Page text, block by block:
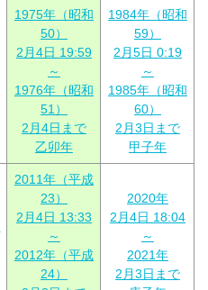
1975年（昭和
50）
2月4日 19:59
～
1976年（昭和
51）
2月4日まで
乙卯年
1984年（昭和
59）
2月5日 0:19
～
1985年（昭和
60）
2月3日まで
甲子年
2011年（平成
23）
2月4日 13:33
～
2012年（平成
24）
2020年
2月4日 18:04
～
2021年
2月3日まで